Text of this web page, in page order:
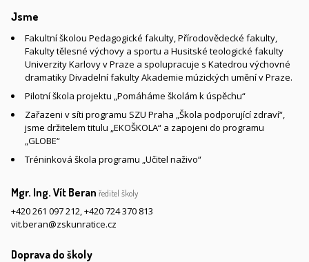
Jsme
Fakultní školou Pedagogické fakulty, Přírodovědecké fakulty,
Fakulty tělesné výchovy a sportu a Husitské teologické fakulty
Univerzity Karlovy v Praze a spolupracuje s Katedrou výchovné
dramatiky Divadelní fakulty Akademie múzických umění v Praze.
Pilotní škola projektu „Pomáháme školám k úspěchu“
Zařazeni v síti programu SZU Praha „Škola podporující zdraví“,
jsme držitelem titulu „EKOŠKOLA“ a zapojeni do programu
„GLOBE“
Tréninková škola programu „Učitel naživo“
Mgr. Ing. Vít Beran ředitel školy
+420 261 097 212,+420 724 370 813
vit.beran@zskunratice.cz
Doprava do školy